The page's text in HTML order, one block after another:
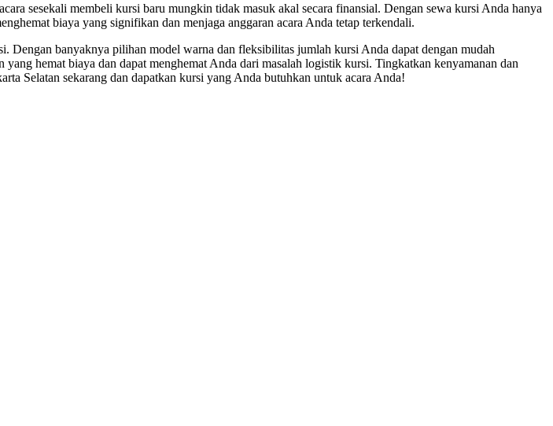
sesekali membeli kursi baru mungkin tidak masuk akal secara finansial. Dengan sewa kursi Anda hanya
biaya yang signifikan dan menjaga anggaran acara Anda tetap terkendali.
Dengan banyaknya pilihan model warna dan fleksibilitas jumlah kursi Anda dapat dengan mudah
hemat biaya dan dapat menghemat Anda dari masalah logistik kursi. Tingkatkan kenyamanan dan
Selatan sekarang dan dapatkan kursi yang Anda butuhkan untuk acara Anda!